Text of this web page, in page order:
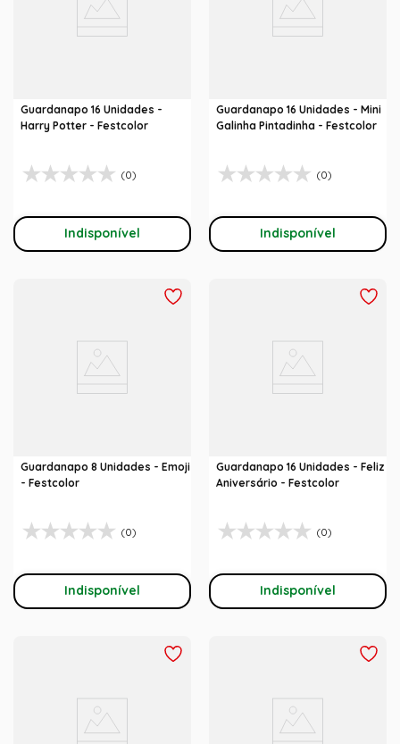
Guardanapo 16 Unidades -
Harry Potter - Festcolor
(0)
Indisponível
Guardanapo 16 Unidades - Mini
Galinha Pintadinha - Festcolor
(0)
Indisponível
Guardanapo 8 Unidades - Emoji
- Festcolor
(0)
Indisponível
Guardanapo 16 Unidades - Feliz
Aniversário - Festcolor
(0)
Indisponível